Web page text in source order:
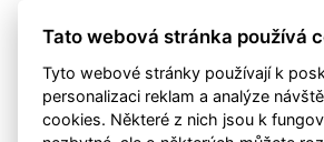
Hodnocení jarní části sezóny žáci +
Tato webová stránka používá
Tyto webové stránky používají k
personalizaci reklam a analýze
cookies. Některé z nich jsou k